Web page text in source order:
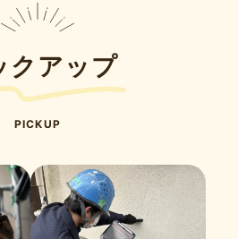
クアップ
PICKUP